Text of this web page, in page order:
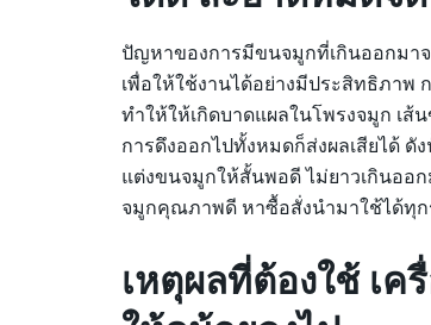
ปัญหาของการมีขนจมูกที่เกินออกมา
เพื่อให้ใช้งานได้อย่างมีประสิทธิภาพ
ทำให้ให้เกิดบาดแผลในโพรงจมูก เ
การดึงออกไปทั้งหมดก็ส่งผลเสียได้ ดั
แต่งขนจมูกให้สั้นพอดี ไม่ยาวเกินออ
จมูกคุณภาพดี หาซื้อสั่งนำมาใช้ได้ทุ
เหตุผลที่ต้องใช้ เ